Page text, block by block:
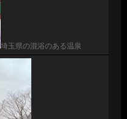
埼玉県の混浴のある温泉